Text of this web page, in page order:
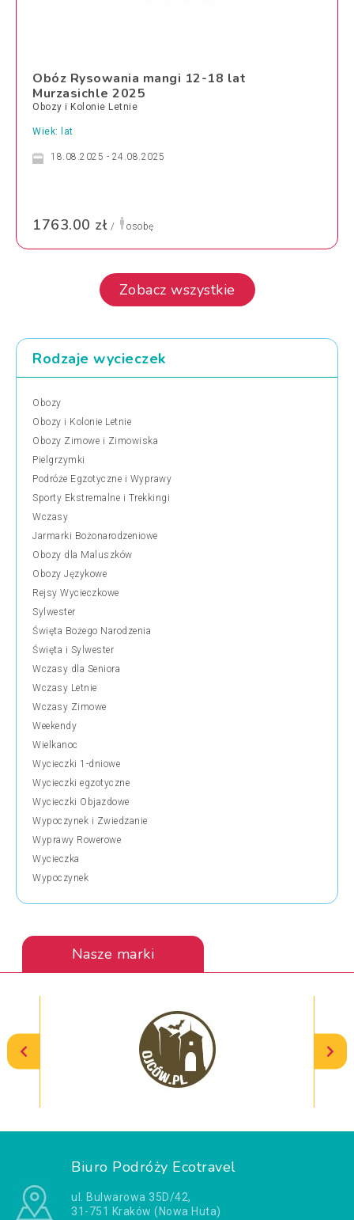
Obóz Rysowania mangi 12-18 lat
Murzasichle 2025
Obozy i Kolonie Letnie
Wiek: lat
18.08.2025 - 24.08.2025
1763.00 zł / osobę
Zobacz wszystkie
Rodzaje wycieczek
Obozy
Obozy i Kolonie Letnie
Obozy Zimowe i Zimowiska
Pielgrzymki
Podróże Egzotyczne i Wyprawy
Sporty Ekstremalne i Trekkingi
Wczasy
Jarmarki Bożonarodzeniowe
Obozy dla Maluszków
Obozy Językowe
Rejsy Wycieczkowe
Sylwester
Święta Bożego Narodzenia
Święta i Sylwester
Wczasy dla Seniora
Wczasy Letnie
Wczasy Zimowe
Weekendy
Wielkanoc
Wycieczki 1-dniowe
Wycieczki egzotyczne
Wycieczki Objazdowe
Wypoczynek i Zwiedzanie
Wyprawy Rowerowe
Wycieczka
Wypoczynek
Nasze marki
Biuro Podróży Ecotravel
ul. Bulwarowa 35D/42,
31-751 Kraków (Nowa Huta)